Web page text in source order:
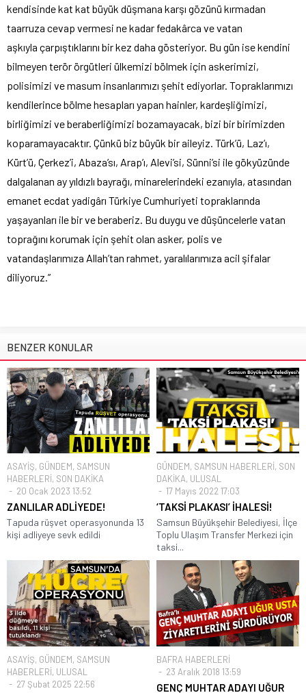
kendisinde kat kat büyük düşmana karşı gözünü kırmadan
taarruza cevap vermesi ne kadar fedakârca ve vatan
aşkıyla çarpıştıklarını bir kez daha gösteriyor. Bu gün ise kendini
bilmeyen terör örgütleri ülkemizi bölmek için askerimizi,
polisimizi ve masum insanlarımızı şehit ediyorlar. Topraklarımızı
kendilerince bölme hesapları yapan hainler, kardeşliğimizi,
birliğimizi ve beraberliğimizi bozamayacak, bizi bir birimizden
koparamayacaktır. Çünkü biz büyük bir aileyiz. Türk’ü, Laz’ı,
Kürt’ü, Çerkez’i, Abaza’sı, Arap’ı, Alevi’si, Sünni’si ile gökyüzünde
dalgalanan ay yıldızlı bayrağı, minarelerindeki ezanıyla, atasından
emanet ecdat yadigârı Türkiye Cumhuriyeti topraklarında
yaşayanları ile bir ve beraberiz. Bu duygu ve düşüncelerle vatan
toprağını korumak için şehit olan asker, polis ve
vatandaşlarımıza Allah’tan rahmet, yaralılarımıza acil şifalar
diliyoruz.”
BENZER KONULAR
ASAYİŞ, GÜNDEM, SAMSUN
HABERLERİ, SON DAKİKA
20 Ocak 2023 13:52
ZANLILAR ADLİYEDE!
Tapuda rüşvet operasyonunda 13
kişi adliyeye sevk edildi
GÜNDEM, SAMSUN HABERLERİ, SON
DAKİKA, ULUSAL
17 Mayıs 2022 17:03
‘TAKSİ PLAKASI’ İHALESİ!
Samsun Büyükşehir Belediyesi, İlçe
Toplu Ulaşım Transfer Merkezi için
taksi...
ASAYİŞ, GÜNDEM, SAMSUN
HABERLERİ, ULUSAL
27 Şubat 2025 22:56
BAFRA HABERLERİ
23 Aralık 2018 13:59
GENÇ MUHTAR ADAYI UĞUR